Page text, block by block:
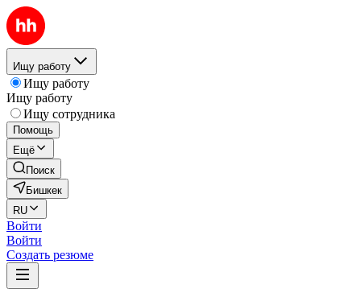
Ищу работу
Ищу работу
Ищу работу
Ищу сотрудника
Помощь
Ещё
Поиск
Бишкек
RU
Войти
Войти
Создать резюме